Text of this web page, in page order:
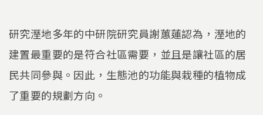
研究溼地多年的中研院研究員謝蕙蓮認為，溼地的
建置最重要的是符合社區需要，並且是讓社區的居
民共同參與。因此，生態池的功能與栽種的植物成
了重要的規劃方向。